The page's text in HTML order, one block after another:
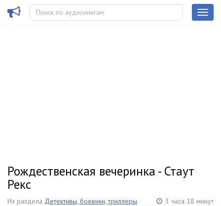
Рождественская вечеринка - Стаут
Рекс
Из раздела Детективы, боевики, триллеры 3 часа 18 минут